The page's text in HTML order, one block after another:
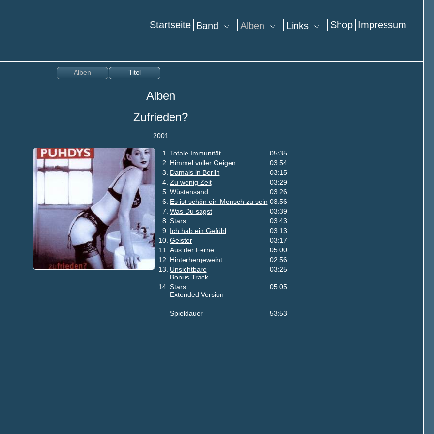
Impressum
Shop
Links
Alben
Band
Startseite
Alben Titel
Alben
Zufrieden?
2001
1. Totale Immunität
05:35
2. Himmel voller Geigen
03:54
3. Damals in Berlin
03:15
4. Zu wenig Zeit
03:29
5. Wüstensand
03:26
6. Es ist schön ein Mensch zu sein 03:56
7. Was Du sagst
03:39
8. Stars
03:43
9. Ich hab ein Gefühl
03:13
10. Geister
03:17
11. Aus der Ferne
05:00
12. Hinterhergeweint
02:56
13. Unsichtbare
Bonus Track
03:25
14. Stars
Extended Version
05:05
Spieldauer 53:53